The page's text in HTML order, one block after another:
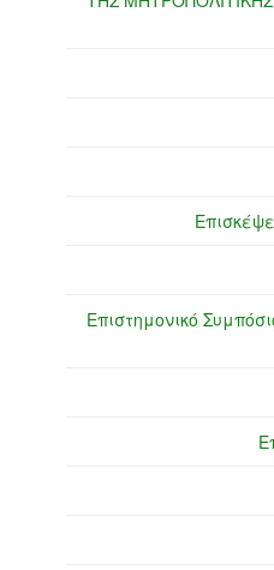
Επιστημονικό